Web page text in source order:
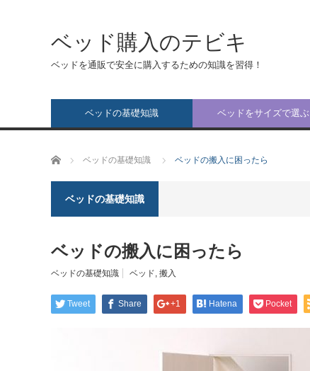
ベッド購入のテビキ
ベッドを通販で安全に購入するための知識を習得！
ベッドの基礎知識 ベッドをサイズで選ぶ
ホーム ベッドの基礎知識 ベッドの搬入に困ったら
ベッドの基礎知識
ベッドの搬入に困ったら
ベッドの基礎知識 ベッド, 搬入
Tweet Share +1 Hatena Pocket